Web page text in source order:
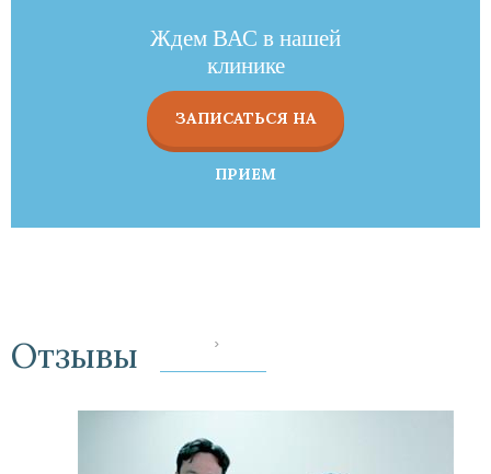
Ждем ВАС в нашей
клинике
ЗАПИСАТЬСЯ НА
ПРИЕМ
Отзывы ‹